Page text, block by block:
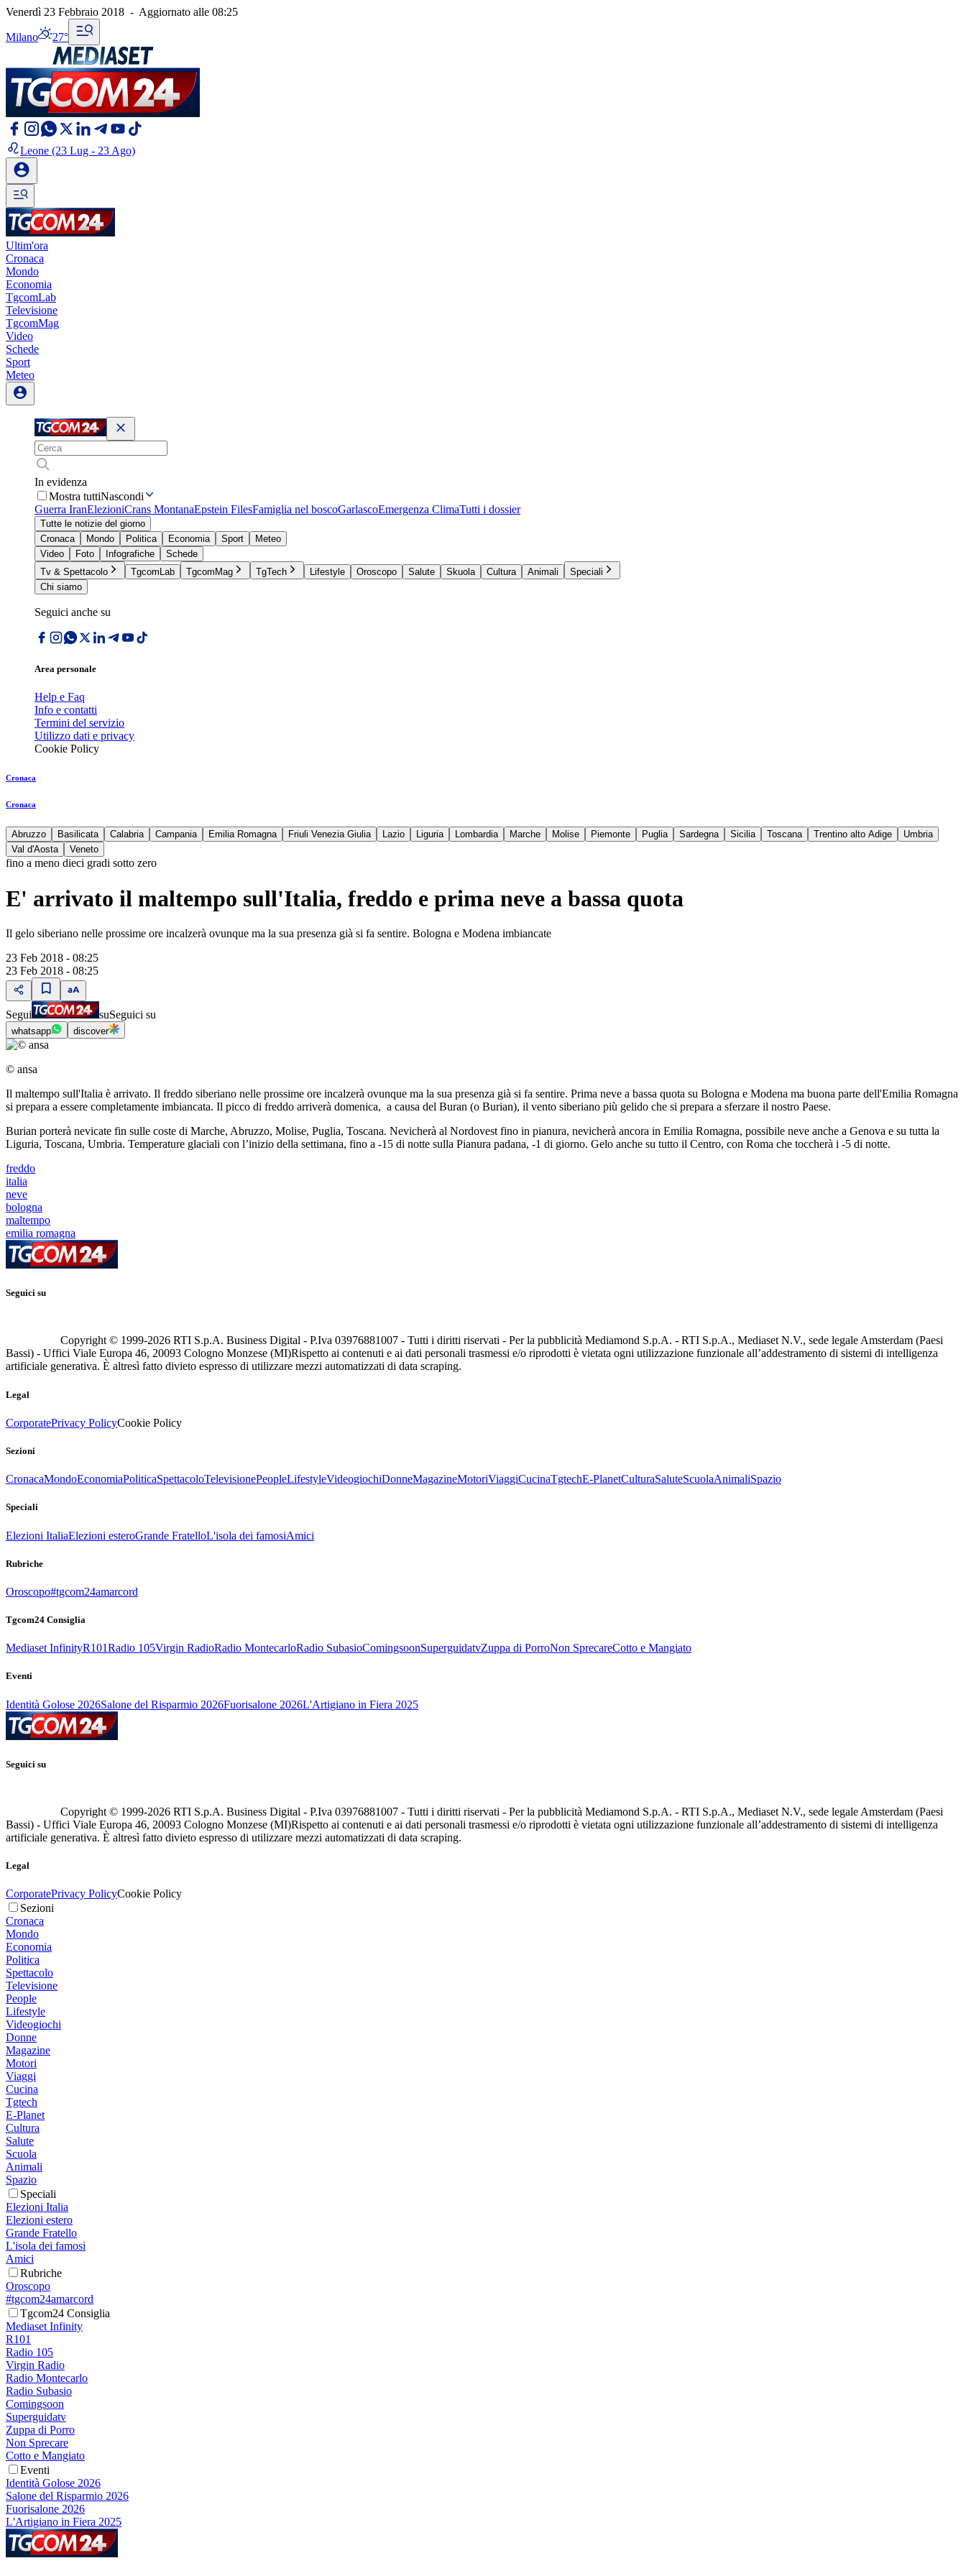
Venerdì 23 Febbraio 2018 - Aggiornato alle 08:25
Milano 27°
Leone (23 Lug - 23 Ago)
Ultim'ora
Cronaca
Mondo
Economia
TgcomLab
Televisione
TgcomMag
Video
Schede
Sport
Meteo
In evidenza
Mostra tuttiNascondi
Guerra IranElezioniCrans MontanaEpstein FilesFamiglia nel boscoGarlascoEmergenza ClimaTutti i dossier
Tutte le notizie del giorno
Cronaca
Mondo Politica Economia Sport
Meteo
Video
Foto Infografiche
Schede
Tv & Spettacolo
TgcomLab TgcomMag TgTech Lifestyle Oroscopo Salute Skuola Cultura Animali
Speciali
Chi siamo
Seguici anche su
Area personale
Help e Faq
Info e contatti
Termini del servizio
Utilizzo dati e privacy
Cookie Policy
Cronaca
Cronaca
Abruzzo Basilicata Calabria Campania Emilia Romagna Friuli Venezia Giulia Lazio Liguria Lombardia Marche Molise Piemonte Puglia Sardegna Sicilia Toscana Trentino alto Adige
Umbria
Val d'Aosta
Veneto
fino a meno dieci gradi sotto zero
E' arrivato il maltempo sull'Italia, freddo e prima neve a bassa quota
Il gelo siberiano nelle prossime ore incalzerà ovunque ma la sua presenza già si fa sentire. Bologna e Modena imbiancate
23 Feb 2018 - 08:25
23 Feb 2018 - 08:25
Segui suSeguici su
whatsapp discover
© ansa
Il maltempo sull'Italia è arrivato. Il freddo siberiano nelle prossime ore incalzerà ovunque ma la sua presenza già si fa sentire. Prima neve a bassa quota su Bologna e Modena ma buona parte dell'Emilia Romagna
si prepara a essere completamente imbiancata. Il picco di freddo arriverà domenica, a causa del Buran (o Burian), il vento siberiano più gelido che si prepara a sferzare il nostro Paese.
Burian porterà nevicate fin sulle coste di Marche, Abruzzo, Molise, Puglia, Toscana. Nevicherà al Nordovest fino in pianura, nevicherà ancora in Emilia Romagna, possibile neve anche a Genova e su tutta la
Liguria, Toscana, Umbria. Temperature glaciali con l’inizio della settimana, fino a -15 di notte sulla Pianura padana, -1 di giorno. Gelo anche su tutto il Centro, con Roma che toccherà i -5 di notte.
freddo
italia
neve
bologna
maltempo
emilia romagna
Seguici su
Copyright © 1999-2026 RTI S.p.A. Business Digital - P.Iva 03976881007 - Tutti i diritti riservati - Per la pubblicità Mediamond S.p.A. - RTI S.p.A., Mediaset N.V., sede legale Amsterdam (Paesi
Bassi) - Uffici Viale Europa 46, 20093 Cologno Monzese (MI)Rispetto ai contenuti e ai dati personali trasmessi e/o riprodotti è vietata ogni utilizzazione funzionale all’addestramento di sistemi di intelligenza
artificiale generativa. È altresì fatto divieto espresso di utilizzare mezzi automatizzati di data scraping.
Legal
CorporatePrivacy PolicyCookie Policy
Sezioni
CronacaMondoEconomiaPoliticaSpettacoloTelevisionePeopleLifestyleVideogiochiDonneMagazineMotoriViaggiCucinaTgtechE-PlanetCulturaSaluteScuolaAnimaliSpazio
Speciali
Elezioni ItaliaElezioni esteroGrande FratelloL'isola dei famosiAmici
Rubriche
Oroscopo#tgcom24amarcord
Tgcom24 Consiglia
Mediaset InfinityR101Radio 105Virgin RadioRadio MontecarloRadio SubasioComingsoonSuperguidatvZuppa di PorroNon SprecareCotto e Mangiato
Eventi
Identità Golose 2026Salone del Risparmio 2026Fuorisalone 2026L'Artigiano in Fiera 2025
Seguici su
Copyright © 1999-2026 RTI S.p.A. Business Digital - P.Iva 03976881007 - Tutti i diritti riservati - Per la pubblicità Mediamond S.p.A. - RTI S.p.A., Mediaset N.V., sede legale Amsterdam (Paesi
Bassi) - Uffici Viale Europa 46, 20093 Cologno Monzese (MI)Rispetto ai contenuti e ai dati personali trasmessi e/o riprodotti è vietata ogni utilizzazione funzionale all’addestramento di sistemi di intelligenza
artificiale generativa. È altresì fatto divieto espresso di utilizzare mezzi automatizzati di data scraping.
Legal
CorporatePrivacy PolicyCookie Policy
Sezioni
Cronaca
Mondo
Economia
Politica
Spettacolo
Televisione
People
Lifestyle
Videogiochi
Donne
Magazine
Motori
Viaggi
Cucina
Tgtech
E-Planet
Cultura
Salute
Scuola
Animali
Spazio
Speciali
Elezioni Italia
Elezioni estero
Grande Fratello
L'isola dei famosi
Amici
Rubriche
Oroscopo
#tgcom24amarcord
Tgcom24 Consiglia
Mediaset Infinity
R101
Radio 105
Virgin Radio
Radio Montecarlo
Radio Subasio
Comingsoon
Superguidatv
Zuppa di Porro
Non Sprecare
Cotto e Mangiato
Eventi
Identità Golose 2026
Salone del Risparmio 2026
Fuorisalone 2026
L'Artigiano in Fiera 2025